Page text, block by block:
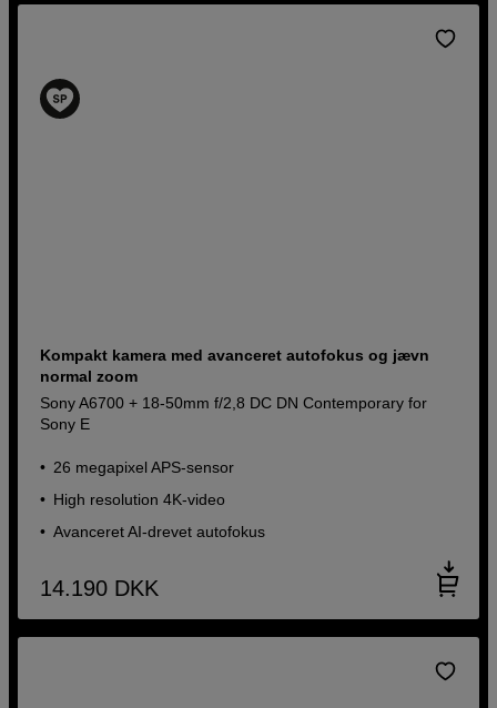
Kompakt kamera med avanceret autofokus og jævn
normal zoom
Sony A6700 + 18-50mm f/2,8 DC DN Contemporary for
Sony E
26 megapixel APS-sensor
High resolution 4K-video
Avanceret AI-drevet autofokus
14.190 DKK